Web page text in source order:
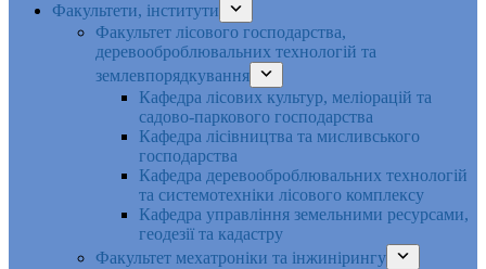
Факультети, інститути
Факультет лісового господарства,
деревооброблювальних технологій та
землевпорядкування
Кафедра лісових культур, меліорацій та
садово-паркового господарства
Кафедра лісівництва та мисливського
господарства
Кафедра деревооброблювальних технологій
та системотехніки лісового комплексу
Кафедра управління земельними ресурсами,
геодезії та кадастру
Факультет мехатроніки та інжинірингу